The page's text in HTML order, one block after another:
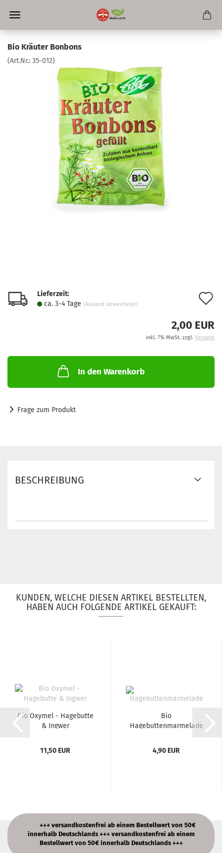
Bio Kräuter Bonbons
(Art.Nr.: 35-012)
Lieferzeit:
ca. 3-4 Tage (Ausland abweichend)
2,00 EUR
inkl. 7% MwSt. zzgl. Versand
In den Warenkorb
Frage zum Produkt
BESCHREIBUNG
KUNDEN, WELCHE DIESEN ARTIKEL BESTELLTEN,
HABEN AUCH FOLGENDE ARTIKEL GEKAUFT:
Bio Oxymel - Hagebutte
& Ingwer
11,50 EUR
Bio
Hagebuttenmarmelade
4,90 EUR
+++ versandkostenfrei ab einem Bestellwert von 50€
innerhalb Deutschlands +++ versandkostenfrei ab einem
Bestellwert von 50€ innerhalb Deutschlands +++